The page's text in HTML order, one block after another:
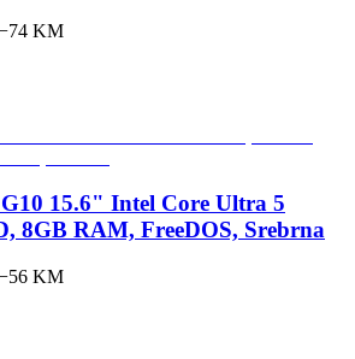
74KM
15.6" Intel Core Ultra 5
8GB RAM, FreeDOS, Srebrna
56KM